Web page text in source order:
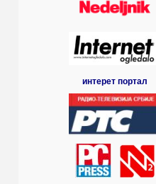
интерет портал